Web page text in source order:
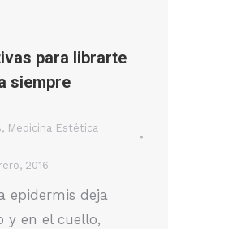
para librarte
siempre
, Medicina Estética
2016
epidermis deja
y en el cuello,